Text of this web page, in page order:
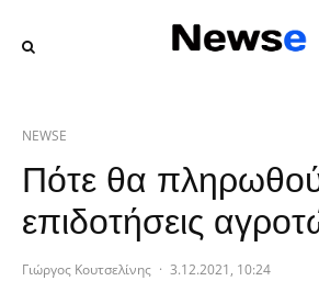
NEWSE
Πότε θα
επιδοτήσεις
Γιώργος Κουτσελίνης · 3.12.2021, 10:24